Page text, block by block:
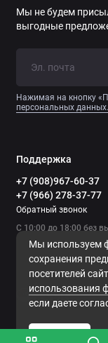
Мы используем
сохранения
посетителей
использования
если даете
Мы не будем
выгодные
Нажимая на кнопку
персональных данных.
Поддержка
+7 (908)967-60-37
+7 (966) 278-37-77
Обратный звонок
С 10:00 до 18:00 без